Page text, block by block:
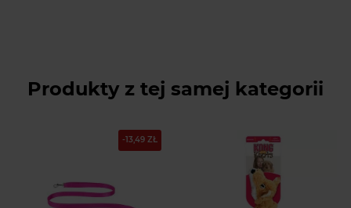
Produkty z tej samej kategorii
-13,49 ZŁ